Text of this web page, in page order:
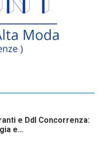
e Ddl Concorrenza:
e…